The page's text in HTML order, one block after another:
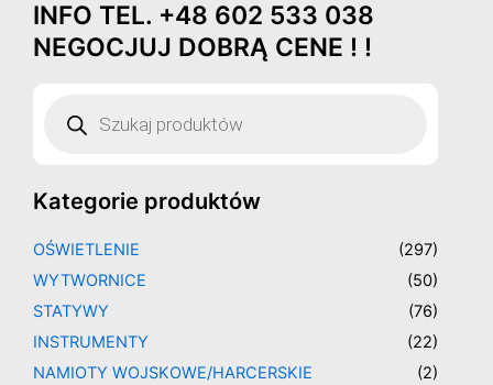
PrzejdźINFO TEL. +48 602 533 038
NEGOCJUJ DOBRĄ CENE ! !
produktów
Kategorie produktów
OŚWIETLENIE
(297)
WYTWORNICE
(50)
STATYWY
(76)
INSTRUMENTY
(22)
NAMIOTY WOJSKOWE/HARCERSKIE
(2)
Posortowane
według
najnowszych